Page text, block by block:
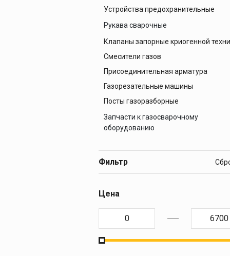
Баллоны аргоновые
Баллоны кислородные
Баллоны пропановые
Баллоны углекислотные
Устройства предохранительные
Рукава сварочные
Рукава газовые
Рукава для жидкого топлива
Рукава кислородные
Клапаны запорные криогенной
Смесители газов
Присоединительная арматура
Газорезательные машины
Посты газоразборные
Запчасти к газосварочному
оборудованию
Запчасти к редукторам
Запчасти к резакам
Фильтр
Цена